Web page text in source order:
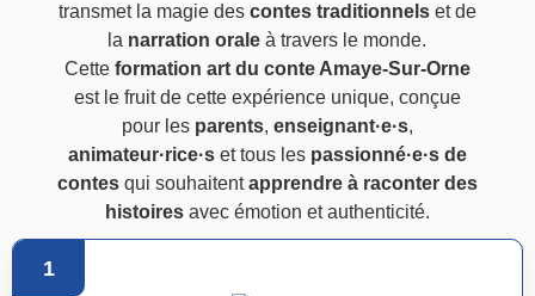
transmet la magie des contes traditionnelset de
la narration orale à travers le monde.
Cette formation art du conte Amaye-Sur-Orne
est le fruit de cette expérience unique, conçue
pour les parents, enseignant·e·s,
animateur·rice·set tous les passionné·e·s de
contesqui souhaitentapprendre à raconter des
histoiresavec émotion et authenticité.
1